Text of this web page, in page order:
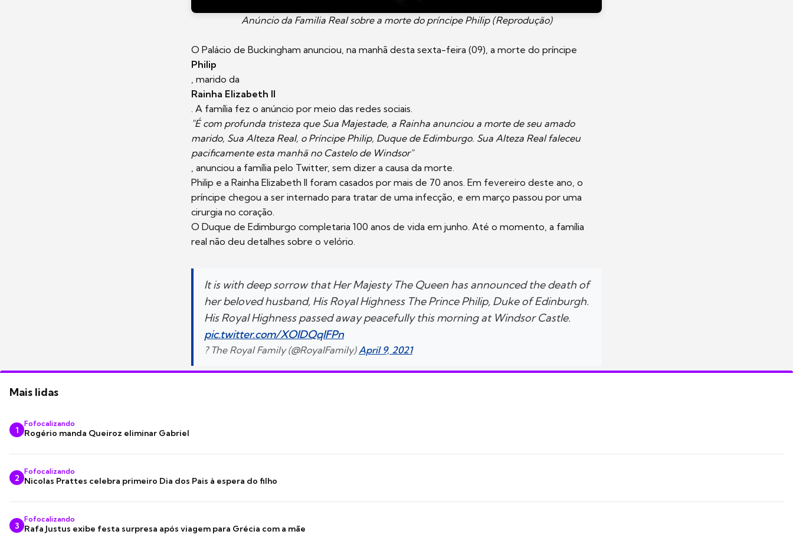
Anúncio da Familia Real sobre a morte do príncipe Philip (Reprodução)
O Palácio de Buckingham anunciou, na manhã desta sexta-feira (09), a morte do príncipe
Philip
, marido da
Rainha Elizabeth II
. A família fez o anúncio por meio das redes sociais.
"É com profunda tristeza que Sua Majestade, a Rainha anunciou a morte de seu amado
marido, Sua Alteza Real, o Príncipe Philip, Duque de Edimburgo. Sua Alteza Real faleceu
pacificamente esta manhã no Castelo de Windsor"
, anunciou a família pelo Twitter, sem dizer a causa da morte.
Philip e a Rainha Elizabeth II foram casados por mais de 70 anos. Em fevereiro deste ano, o
príncipe chegou a ser internado para tratar de uma infecção, e em março passou por uma
cirurgia no coração.
O Duque de Edimburgo completaria 100 anos de vida em junho. Até o momento, a família
real não deu detalhes sobre o velório.
It is with deep sorrow that Her Majesty The Queen has announced the death of
her beloved husband, His Royal Highness The Prince Philip, Duke of Edinburgh.
His Royal Highness passed away peacefully this morning at Windsor Castle.
pic.twitter.com/XOIDQqlFPn
? The Royal Family (@RoyalFamily) April 9, 2021
Mais lidas
1
Fofocalizando
Rogério manda Queiroz eliminar Gabriel
2
Fofocalizando
Nicolas Prattes celebra primeiro Dia dos Pais à espera do filho
3
Fofocalizando
Rafa Justus exibe festa surpresa após viagem para Grécia com a mãe